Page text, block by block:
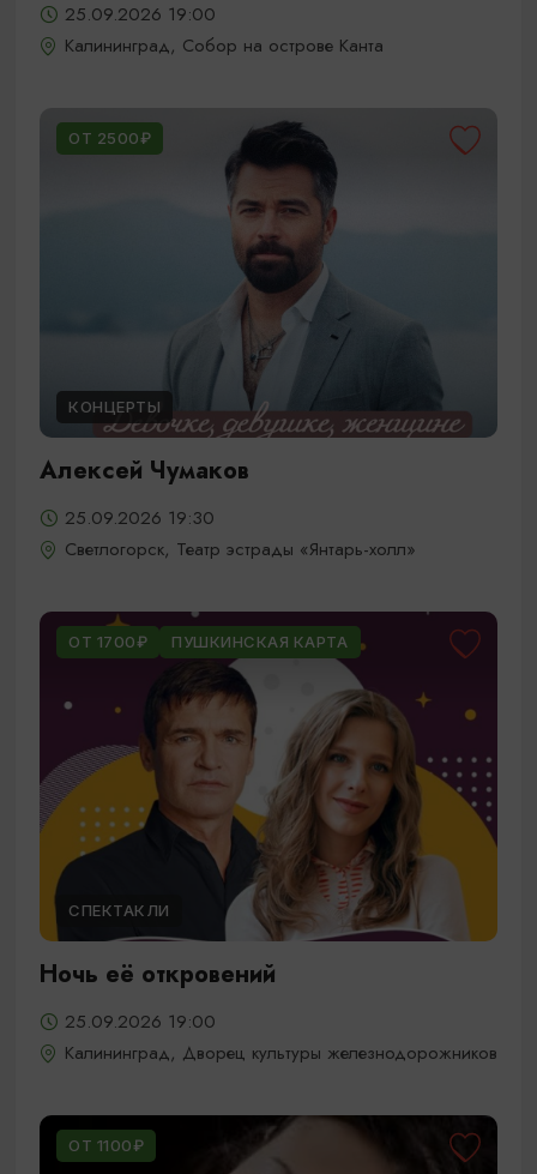
25.09.2026 19:00
Калининград, Собор на острове Канта
ОТ 2500₽
КОНЦЕРТЫ
Алексей Чумаков
25.09.2026 19:30
Светлогорск, Театр эстрады «Янтарь-холл»
ОТ 1700₽ ПУШКИНСКАЯ КАРТА
СПЕКТАКЛИ
Ночь её откровений
25.09.2026 19:00
Калининград, Дворец культуры железнодорожников
ОТ 1100₽